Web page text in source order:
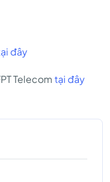
đây
Telecomtại đây